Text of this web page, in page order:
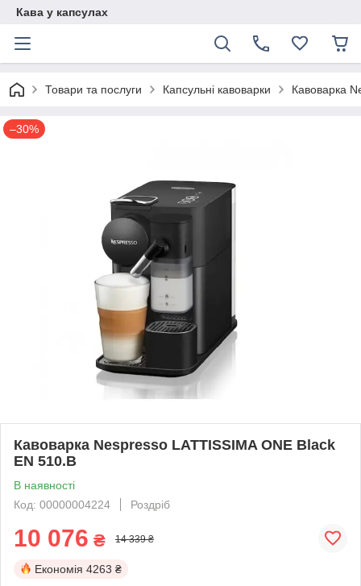
Кава у капсулах
Товари та послуги Капсульні кавоварки Кавоварка
–30%
Кавоварка Nespresso LATTISSIMA ONE Black
EN 510.B
В наявності
Код: 00000004224
Роздріб
10 076 ₴ 14 339 ₴
Економія 4263 ₴